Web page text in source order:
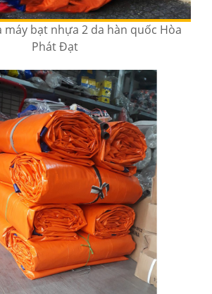
máy bạt nhựa 2 da hàn quốc Hòa
Phát Đạt